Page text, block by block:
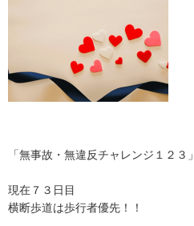
「無事故・無違反チャレンジ１２３」
現在７３日目
横断歩道は歩行者優先！！